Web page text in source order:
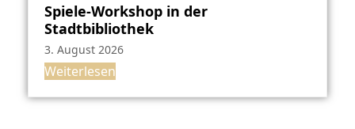
Spiele-Workshop in der
Stadtbibliothek
3. August 2026
Weiterlesen